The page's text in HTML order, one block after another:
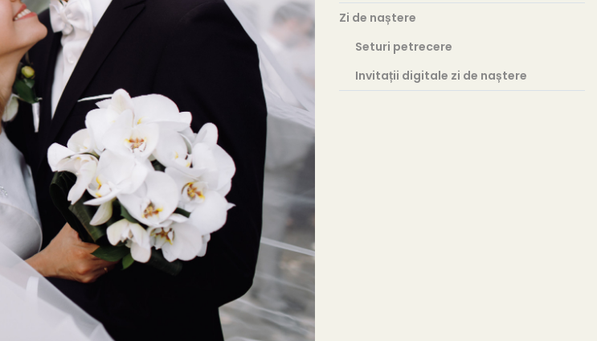
Zi de naștere
Seturi petrecere
Invitații digitale zi de naștere